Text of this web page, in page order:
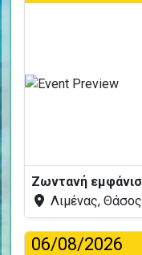
Λιμένας, Θάσος
06/08/2026